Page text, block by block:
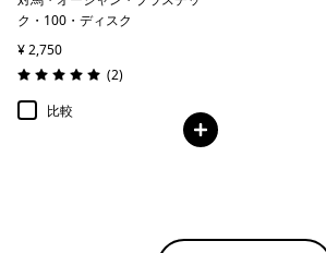
ク・100・ディスク
¥ 2,750
評価: 5.0 / 5
(2レビュー
)
比較